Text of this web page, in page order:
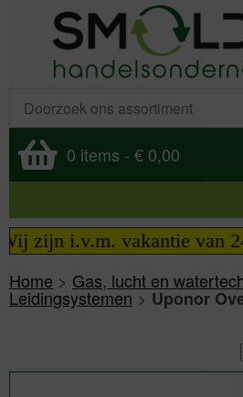
0 items - € 0,00
i.v.m. vakantie van 24-
Home > Gas, lucht en
Leidingsystemen>Uponor